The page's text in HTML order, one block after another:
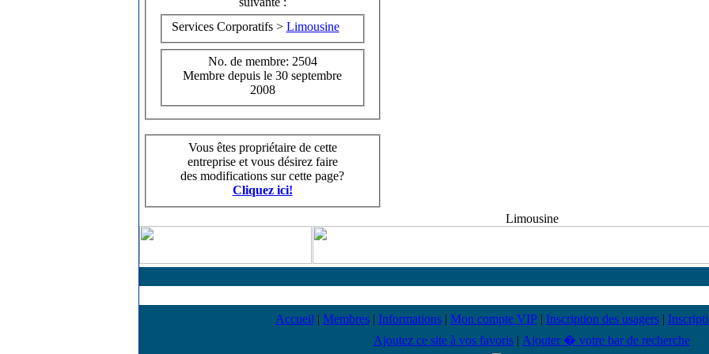
Services Corporatifs > Limousine
No. de membre: 2504
Membre depuis le 30 septembre
2008
Vous êtes propriétaire de cette
entreprise et vous désirez faire
des modifications sur cette page?
Cliquez ici!
Limousine
Accueil | Membres| Informations| Mon compte VIP| Inscription des usagers|
Ajoutez ce site à vos favoris | Ajouter � votre bar de recherche